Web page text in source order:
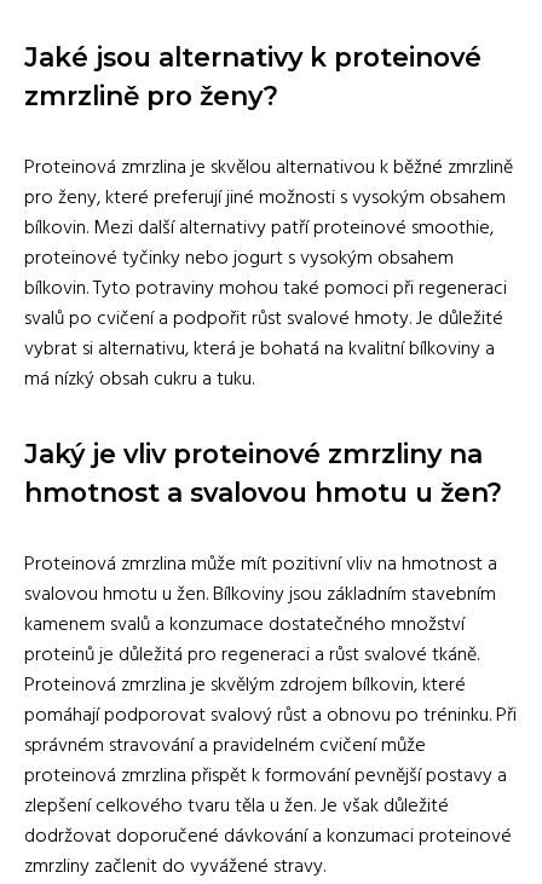
Jaké jsou alternativy k proteinové
zmrzlině pro ženy?
Proteinová zmrzlina je skvělou alternativou k běžné zmrzlině
pro ženy, které preferují jiné možnosti s vysokým obsahem
bílkovin. Mezi další alternativy patří proteinové smoothie,
proteinové tyčinky nebo jogurt s vysokým obsahem
bílkovin. Tyto potraviny mohou také pomoci při regeneraci
svalů po cvičení a podpořit růst svalové hmoty. Je důležité
vybrat si alternativu, která je bohatá na kvalitní bílkoviny a
má nízký obsah cukru a tuku.
Jaký je vliv proteinové zmrzliny na
hmotnost a svalovou hmotu u žen?
Proteinová zmrzlina může mít pozitivní vliv na hmotnost a
svalovou hmotu u žen. Bílkoviny jsou základním stavebním
kamenem svalů a konzumace dostatečného množství
proteinů je důležitá pro regeneraci a růst svalové tkáně.
Proteinová zmrzlina je skvělým zdrojem bílkovin, které
pomáhají podporovat svalový růst a obnovu po tréninku. Při
správném stravování a pravidelném cvičení může
proteinová zmrzlina přispět k formování pevnější postavy a
zlepšení celkového tvaru těla u žen. Je však důležité
dodržovat doporučené dávkování a konzumaci proteinové
zmrzliny začlenit do vyvážené stravy.